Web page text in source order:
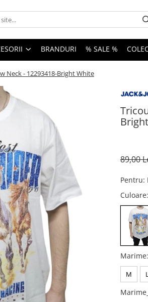
BRANDURI % SALE %
Neck - 12293418-Bright White
89,00
Pentru:
Culoare
Marime:
M